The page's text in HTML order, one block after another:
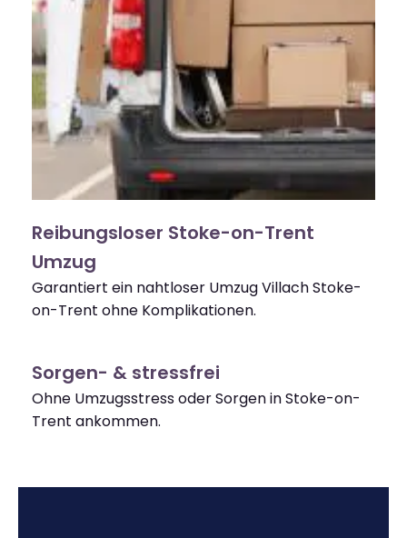
Reibungsloser Stoke-on-Trent
Umzug
Garantiert ein nahtloser Umzug Villach Stoke-
on-Trent ohne Komplikationen.
Sorgen- & stressfrei
Ohne Umzugsstress oder Sorgen in Stoke-on-
Trent ankommen.